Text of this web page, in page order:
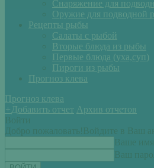
Снаряжение для
Оружие для подводной
Рецепты рыбы
Салаты с рыбой
Вторые блюда из рыбы
Первые блюда (уха,суп)
Пироги из рыбы
Прогноз клева
Прогноз клева
+ Добавить отчет Архив отчетов
Войти
Добро пожаловать! Войдите в Ваш
Ваше имя
Ваш